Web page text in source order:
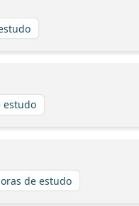
estudo
de estudo